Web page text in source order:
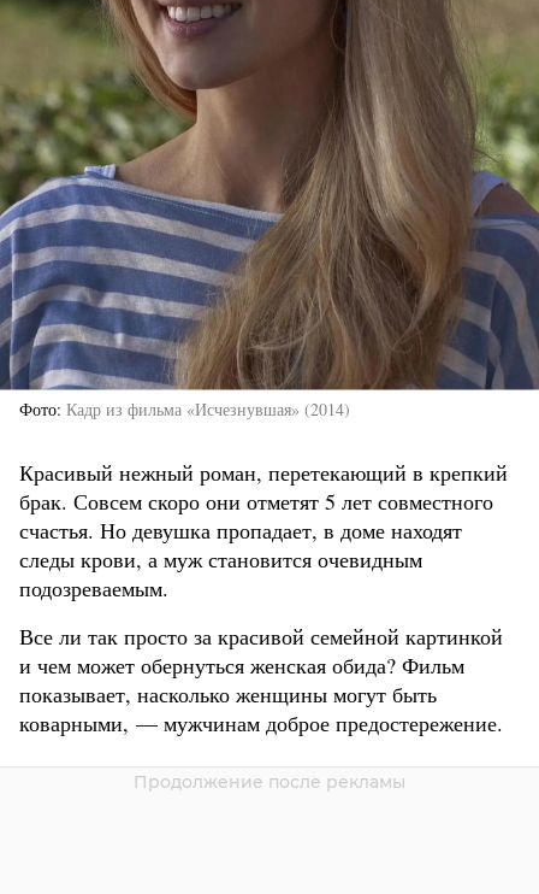
Фото Кадр из фильма «Исчезнувшая» (2014)
Красивый нежный роман, перетекающий в крепкий
брак. Совсем скоро они отметят 5 лет совместного
счастья. Но девушка пропадает, в доме находят
следы крови, а муж становится очевидным
подозреваемым.
Все ли так просто за красивой семейной картинкой
и чем может обернуться женская обида? Фильм
показывает, насколько женщины могут быть
коварными, — мужчинам доброе предостережение.